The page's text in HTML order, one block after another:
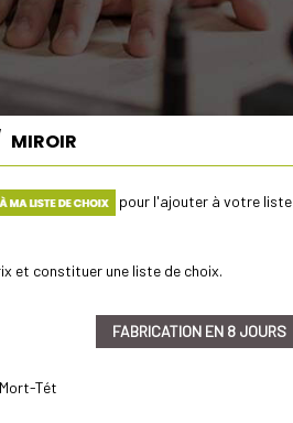
MIROIR
pour l'ajouter à votre liste
et constituer une liste de choix.
FABRICATION EN 8 JOURS
Tét